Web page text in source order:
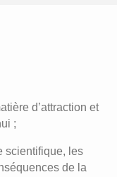
d’attraction et
;
scientifique, les
de la